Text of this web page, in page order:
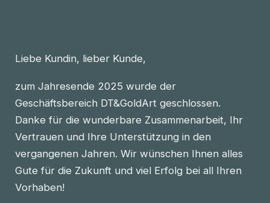
Liebe Kundin, lieber Kunde,
zum Jahresende 2025 wurde der
Geschäftsbereich DT&GoldArt geschlossen.
Danke für die wunderbare Zusammenarbeit, Ihr
Vertrauen und Ihre Unterstützung in den
vergangenen Jahren. Wir wünschen Ihnen alles
Gute für die Zukunft und viel Erfolg bei all Ihren
Vorhaben!